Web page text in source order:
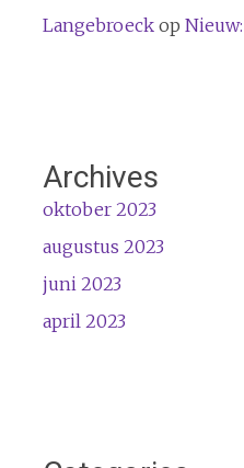
Langebroeckop
Archives
oktober 2023
augustus 2023
juni 2023
april 2023